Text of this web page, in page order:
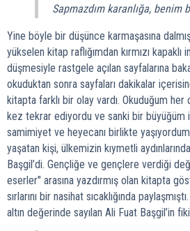
Sapmazdım karanlığa, benim
Yine böyle bir düşünce karmaşasına
yükselen kitap raflığımdan kırmızı
düşmesiyle rastgele açılan sayfalarına
okuduktan sonra sayfaları dakikalar
kitapta farklı bir olay vardı. Okuduğum her
kez tekrar ediyordu ve sanki bir büyüğüm
samimiyet ve heyecanı birlikte
yaşatan kişi, ülkemizin kıymetli
Başgil’di. Gençliğe ve gençlere verdiği
eserler" arasına yazdırmış olan kitapta
sırlarını bir nasihat sıcaklığında
altın değerinde sayılan Ali Fuat Başgil’in